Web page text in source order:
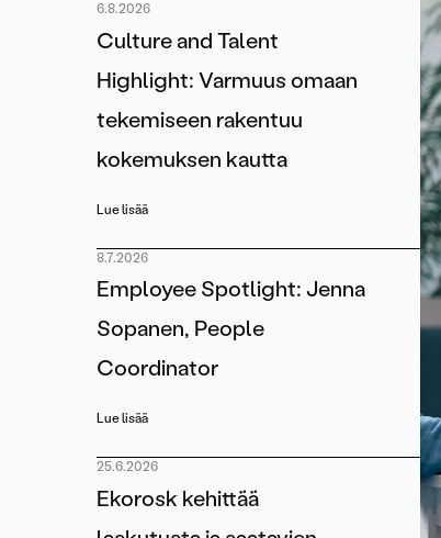
6.8.2026
Culture and Talent
Highlight: Varmuus omaan
tekemiseen rakentuu
kokemuksen kautta
Lue lisää
8.7.2026
Employee Spotlight: Jenna
Sopanen, People
Coordinator
Lue lisää
25.6.2026
Ekorosk kehittää